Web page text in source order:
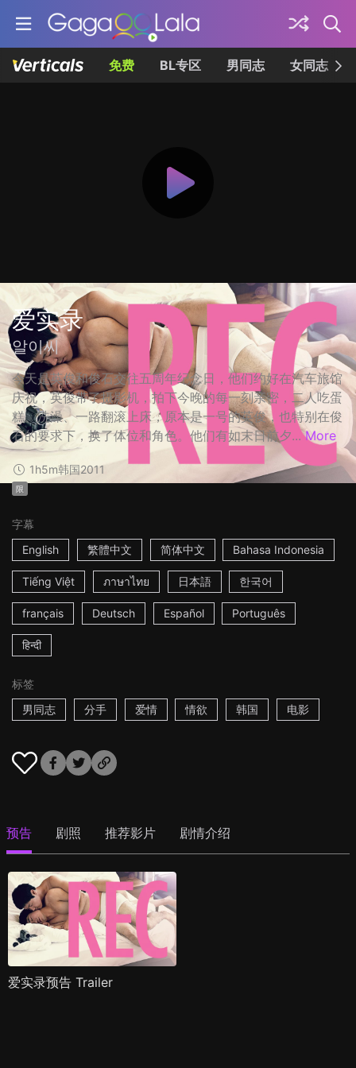
免费 BL专区 男同志 女同志
爱实录
알이씨
今天是英俊和俊石交往五周年纪念日，他们约好在汽车旅馆
庆祝，英俊带了摄影机，拍下今晚的每一刻亲密，二人吃蛋
糕、洗澡、一路翻滚上床，原本是一号的英俊，也特别在俊
石的要求下，换了体位和角色。他们有如末日前夕... More
1h5m韩国2011
限
字幕
English
繁體中文 简体中文 Bahasa Indonesia
Tiếng Việt ภาษาไทย 日本語 한국어
français Deutsch Español Português
हिन्दी
标签
男同志
分手 爱情 情欲 韩国 电影
预告 剧照 推荐影片 剧情介绍
爱实录预告 Trailer